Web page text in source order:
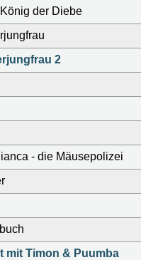
der Diebe
2
- die Mäusepolizei
mit Timon & Puumba